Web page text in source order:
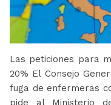
Las peticiones para
20% El Consejo
fuga de enfermeras